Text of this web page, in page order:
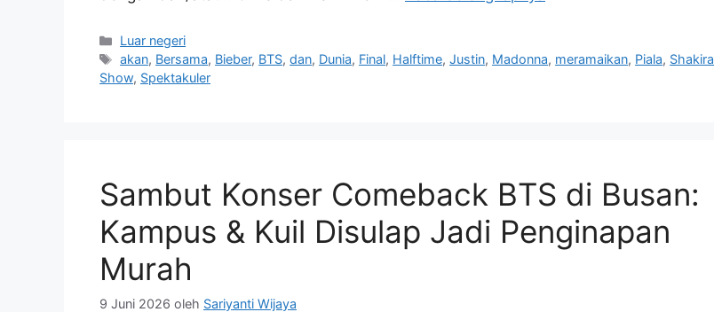
Kategori
Luar negeri
Tag
akan, Bersama, Bieber, BTS,dan, Dunia, Final, Halftime,Justin, Madonna, meramaikan, Piala, Shakira
Show, Spektakuler
Sambut Konser Comeback BTS di Busan:
Kampus & Kuil Disulap Jadi Penginapan
Murah
9 Juni 2026 oleh Sariyanti Wijaya